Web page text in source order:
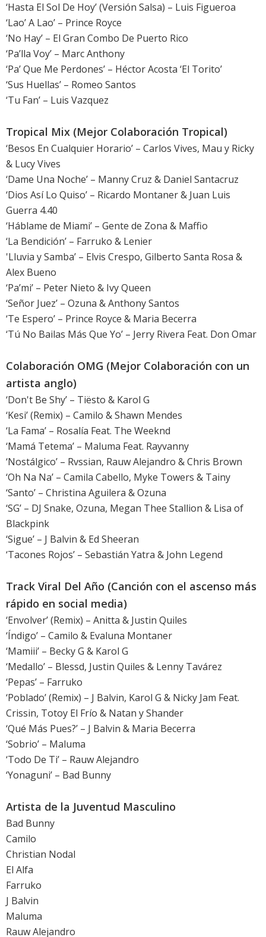
‘Hasta El Sol De Hoy’ (Versión Salsa) – Luis Figueroa
‘Lao’ A Lao’ – Prince Royce
‘No Hay’ – El Gran Combo De Puerto Rico
‘Pa’lla Voy’ – Marc Anthony
‘Pa’ Que Me Perdones’ – Héctor Acosta ‘El Torito’
‘Sus Huellas’ – Romeo Santos
‘Tu Fan’ – Luis Vazquez
Tropical Mix (Mejor Colaboración Tropical)
‘Besos En Cualquier Horario’ – Carlos Vives, Mau y Ricky
& Lucy Vives
‘Dame Una Noche’ – Manny Cruz & Daniel Santacruz
‘Dios Así Lo Quiso’ – Ricardo Montaner & Juan Luis
Guerra 4.40
‘Háblame de Miami’ – Gente de Zona & Maffio
‘La Bendición’ – Farruko & Lenier
'Lluvia y Samba’ – Elvis Crespo, Gilberto Santa Rosa &
Alex Bueno
‘Pa’mi’ – Peter Nieto & Ivy Queen
‘Señor Juez’ – Ozuna & Anthony Santos
‘Te Espero’ – Prince Royce & Maria Becerra
‘Tú No Bailas Más Que Yo’ – Jerry Rivera Feat. Don Omar
Colaboración OMG (Mejor Colaboración con un
artista anglo)
‘Don't Be Shy’ – Tiësto & Karol G
‘Kesi’ (Remix) – Camilo & Shawn Mendes
‘La Fama’ – Rosalía Feat. The Weeknd
‘Mamá Tetema’ – Maluma Feat. Rayvanny
‘Nostálgico’ – Rvssian, Rauw Alejandro & Chris Brown
‘Oh Na Na’ – Camila Cabello, Myke Towers & Tainy
‘Santo’ – Christina Aguilera & Ozuna
‘SG’ – DJ Snake, Ozuna, Megan Thee Stallion & Lisa of
Blackpink
‘Sigue’ – J Balvin & Ed Sheeran
‘Tacones Rojos’ – Sebastián Yatra & John Legend
Track Viral Del Año (Canción con el ascenso más
rápido en social media)
‘Envolver’ (Remix) – Anitta & Justin Quiles
‘Índigo’ – Camilo & Evaluna Montaner
‘Mamiii’ – Becky G & Karol G
‘Medallo’ – Blessd, Justin Quiles & Lenny Tavárez
‘Pepas’ – Farruko
‘Poblado’ (Remix) – J Balvin, Karol G & Nicky Jam Feat.
Crissin, Totoy El Frío & Natan y Shander
‘Qué Más Pues?’ – J Balvin & Maria Becerra
‘Sobrio’ – Maluma
‘Todo De Ti’ – Rauw Alejandro
‘Yonaguni’ – Bad Bunny
Artista de la Juventud Masculino
Bad Bunny
Camilo
Christian Nodal
El Alfa
Farruko
J Balvin
Maluma
Rauw Alejandro